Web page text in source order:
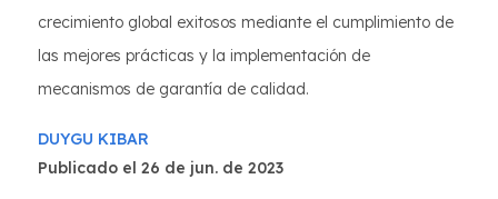
crecimiento global exitosos mediante el cumplimiento de
las mejores prácticas y la implementación de
mecanismos de garantía de calidad.
DUYGU KIBAR
Publicado el 26 de jun. de 2023